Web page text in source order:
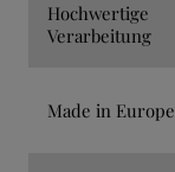
Hochwertige
Verarbeitung
Made in Europe